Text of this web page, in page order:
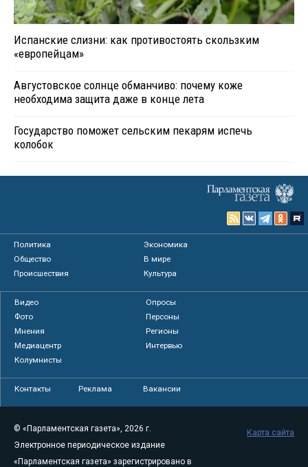
Испанские слизни: как противостоять скользким
«европейцам»
Августовское солнце обманчиво: почему коже
необходима защита даже в конце лета
Государство поможет сельским пекарям испечь
колобок
Политика
Экономика
Общество
В мире
Происшествия
Культура
Видео
Опросы
Фото
Персоны
Мнения
Регионы
Медиацентр
Интервью
Колумнисты
Контакты Реклама Вакансии
© «Парламентская газета», 2026 г.
Электронное периодическое издание
«Парламентская газета» зарегистрировано в
Карта сайта